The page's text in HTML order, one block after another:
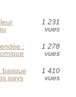
1 231
vues
:
1 278
vues
basque
pays
1 410
vues